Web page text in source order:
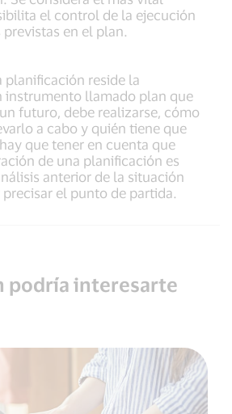
el control de la ejecución
en el plan.
planificación reside la
instrumento llamado plan que
futuro, debe realizarse, cómo
a cabo y quién tiene que
que tener en cuenta que
de una planificación es
anterior de la situación
el punto de partida.
podría interesarte